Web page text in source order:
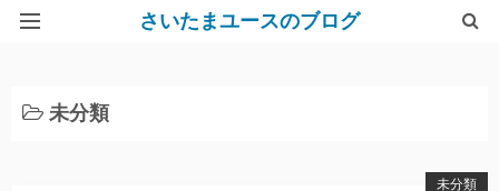
さいたまユースのブログ
さいたまユースサポートネット
未分類
未分類